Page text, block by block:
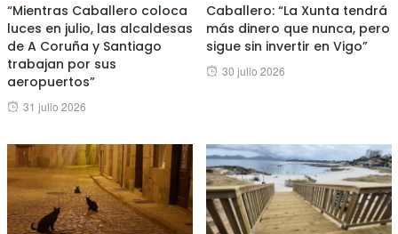
“Mientras Caballero coloca
luces en julio, las alcaldesas
de A Coruña y Santiago
trabajan por sus
aeropuertos”
Posted
31 julio 2026
Caballero: “La Xunta tendrá
más dinero que nunca, pero
sigue sin invertir en Vigo”
Posted
30 julio 2026